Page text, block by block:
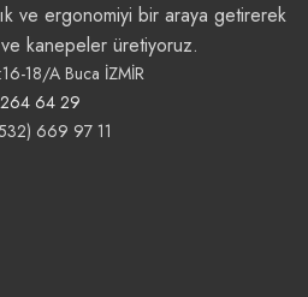
ve ergonomiyi bir araya getirerek
kanepeler üretiyoruz.
18/A Buca İZMİR
264 64 29
669 97 11